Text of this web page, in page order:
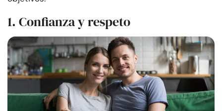
1. Confianza y respeto